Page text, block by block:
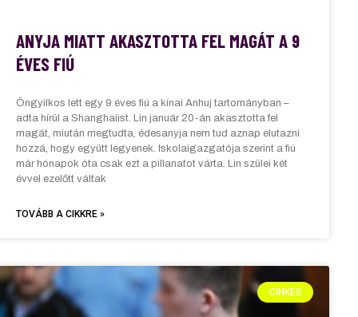
ANYJA MIATT AKASZTOTTA FEL MAGÁT A 9
ÉVES FIÚ
Öngyilkos lett egy 9 éves fiú a kínai Anhuj tartományban –
adta hírül a Shanghaiist. Lin január 20-án akasztotta fel
magát, miután megtudta, édesanyja nem tud aznap elutazni
hozzá, hogy együtt legyenek. Iskolaigazgatója szerint a fiú
már hónapok óta csak ezt a pillanatot várta. Lin szülei két
évvel ezelőtt váltak
TOVÁBB A CIKKRE »
CINKES